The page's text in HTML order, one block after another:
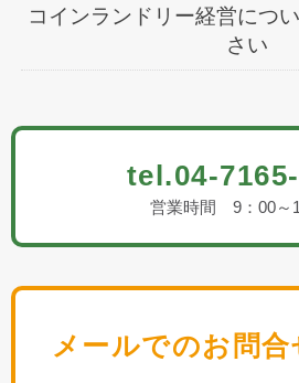
コインランドリー経営につ
さい
tel.04-
営業時間 9：00～
メールでのお問合